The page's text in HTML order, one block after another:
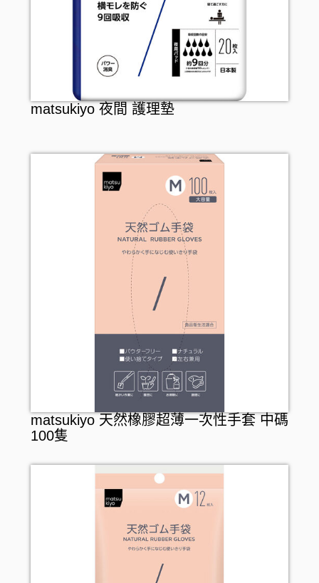
matsukiyo 夜間 護理墊
matsukiyo 天然橡膠超薄一次性手套 中碼
100隻